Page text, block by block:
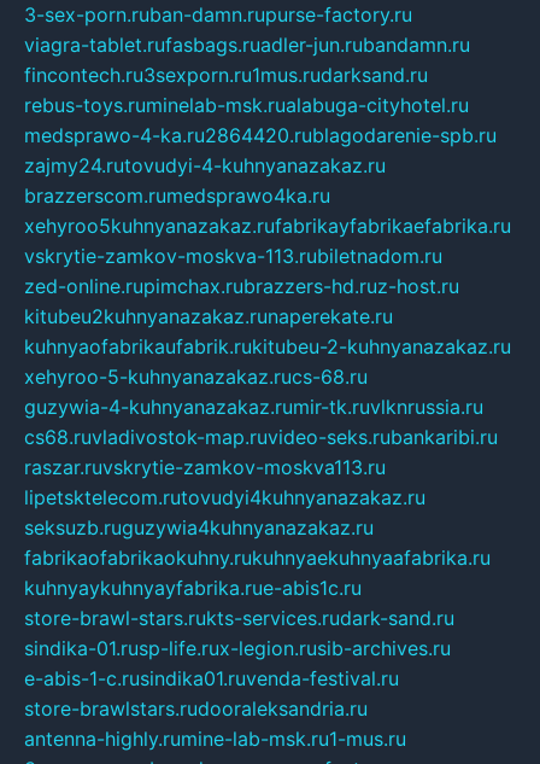
3-sex-porn.ruban-damn.rupurse-factory.ru
viagra-tablet.rufasbags.ruadler-jun.rubandamn.ru
fincontech.ru3sexporn.ru1mus.rudarksand.ru
rebus-toys.ruminelab-msk.rualabuga-cityhotel.ru
medsprawo-4-ka.ru2864420.rublagodarenie-spb.ru
zajmy24.rutovudyi-4-kuhnyanazakaz.ru
brazzerscom.rumedsprawo4ka.ru
xehyroo5kuhnyanazakaz.rufabrikayfabrikaefabrika.ru
vskrytie-zamkov-moskva-113.rubiletnadom.ru
zed-online.rupimchax.rubrazzers-hd.ruz-host.ru
kitubeu2kuhnyanazakaz.runaperekate.ru
kuhnyaofabrikaufabrik.rukitubeu-2-kuhnyanazakaz.ru
xehyroo-5-kuhnyanazakaz.rucs-68.ru
guzywia-4-kuhnyanazakaz.rumir-tk.ruvlknrussia.ru
cs68.ruvladivostok-map.ruvideo-seks.rubankaribi.ru
raszar.ruvskrytie-zamkov-moskva113.ru
lipetsktelecom.rutovudyi4kuhnyanazakaz.ru
seksuzb.ruguzywia4kuhnyanazakaz.ru
fabrikaofabrikaokuhny.rukuhnyaekuhnyaafabrika.ru
kuhnyaykuhnyayfabrika.rue-abis1c.ru
store-brawl-stars.rukts-services.rudark-sand.ru
sindika-01.rusp-life.rux-legion.rusib-archives.ru
e-abis-1-c.rusindika01.ruvenda-festival.ru
store-brawlstars.rudooraleksandria.ru
antenna-highly.rumine-lab-msk.ru1-mus.ru